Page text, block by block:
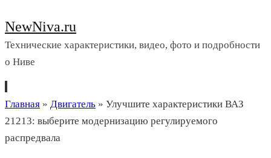
NewNiva.ru
Технические характеристики, видео, фото и подробности
о Ниве
Перейти
к
содержимому
Главная » Двигатель » Улучшите характеристики ВАЗ
21213: выберите модернизацию регулируемого
распредвала